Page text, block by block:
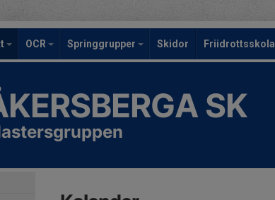
OCR Springgrupper Skidor Friidrottsskola
SK